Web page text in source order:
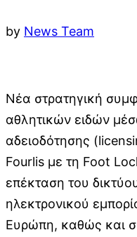
by News Team
Νέα στρατηγική
αθλητικών ειδών
αδειοδότησης
Fourlis με τη Foot
επέκταση του
ηλεκτρονικού
Ευρώπη, καθώς και